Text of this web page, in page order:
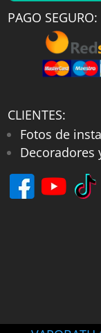
PAGO SEGURO:
CLIENTES:
Fotos de
Decoradores